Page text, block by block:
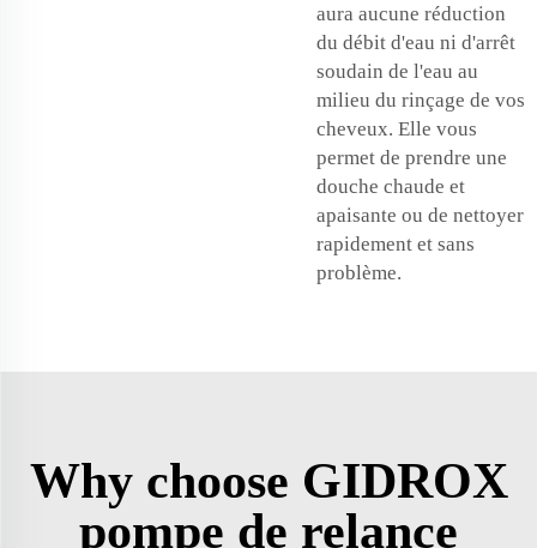
aura aucune réduction
du débit d'eau ni d'arrêt
soudain de l'eau au
milieu du rinçage de vos
cheveux. Elle vous
permet de prendre une
douche chaude et
apaisante ou de nettoyer
rapidement et sans
problème.
Why choose GIDROX
pompe de relance